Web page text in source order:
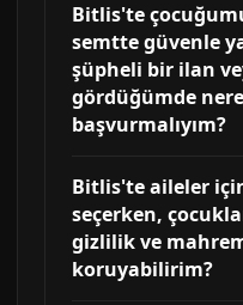
Bitlis'te
semtte güvenle
şüpheli bir ilan
gördüğümde
başvurmalıyım?
Bitlis'te aileler
seçerken,
gizlilik ve
koruyabilirim?